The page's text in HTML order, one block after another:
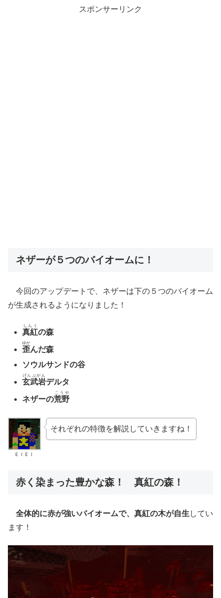
スポンサーリンク
ネザーが５つのバイオームに！
今回のアップデートで、ネザーは下の５つのバイオーム
が生成されるようになりました！
真紅
しんく
の森
歪
ゆが
んだ森
ソウルサンドの谷
玄武岩
げんぶがん
デルタ
ネザーの荒野
こうや
ＥＩＥＩ
それぞれの特徴を解説していきますね！
赤く染まった豊かな森！ 真紅の森！
全体的に赤が強いバイオームで、真紅の木が自生 してい
ます！